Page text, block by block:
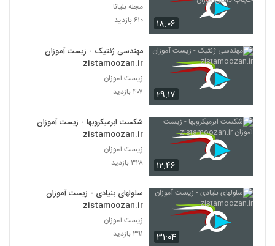
۱۸:۰۶
مجله بنیانا
۶۱۰ بازدید
۲۹:۱۷
مهندسی ژنتیک - زیست آموزان
zistamoozan.ir
زیست آموزان
۴۰۷ بازدید
۱۲:۴۶
شکست ابرمیکروبها - زیست آموزان
zistamoozan.ir
زیست آموزان
۳۲۸ بازدید
۳۱:۰۴
سلولهای بنیادی - زیست آموزان
zistamoozan.ir
زیست آموزان
۳۹۱ بازدید